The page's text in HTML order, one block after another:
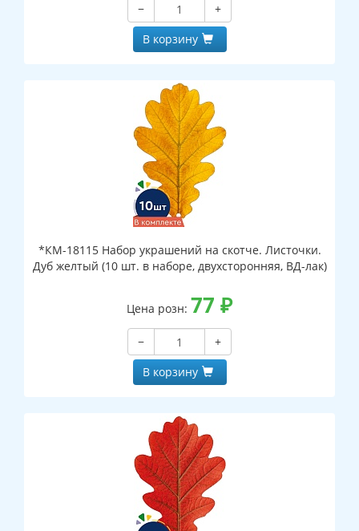
−
+
В корзину
*КМ-18115 Набор украшений на скотче. Листочки.
Дуб желтый (10 шт. в наборе, двухсторонняя, ВД-лак)
Цена розн: 77 ₽
−
+
В корзину